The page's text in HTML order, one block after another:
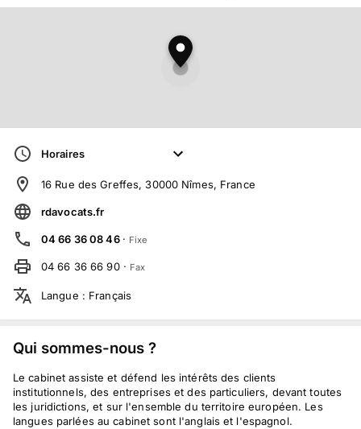
Horaires
16 Rue des Greffes, 30000 Nîmes, France
rdavocats.fr
04 66 36 08 46 · Fixe
04 66 36 66 90 · Fax
Langue : Français
Qui sommes-nous ?
Le cabinet assiste et défend les intérêts des clients
institutionnels, des entreprises et des particuliers, devant toutes
les juridictions, et sur l'ensemble du territoire européen. Les
langues parlées au cabinet sont l'anglais et l'espagnol.